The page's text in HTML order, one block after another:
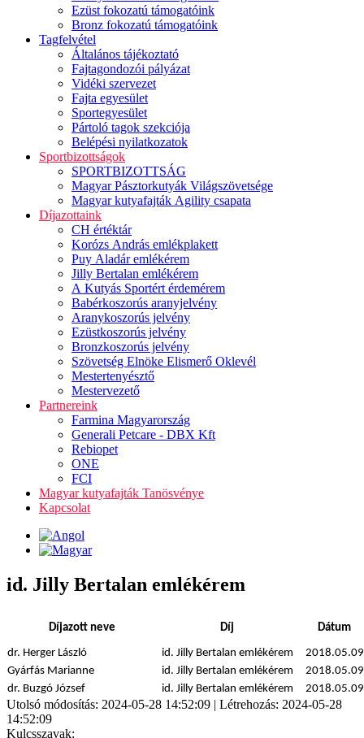
Ezüst fokozatú támogatóink
Bronz fokozatú támogatóink
Tagfelvétel
Általános tájékoztató
Fajtagondozói pályázat
Vidéki szervezet
Fajta egyesület
Sportegyesület
Pártoló tagok szekciója
Belépési nyilatkozatok
Sportbizottságok
SPORTBIZOTTSÁG
Magyar Pásztorkutyák Világszövetsége
Magyar kutyafajták Agility csapata
Díjazottaink
CH értéktár
Korózs András emlékplakett
Puy Aladár emlékérem
Jilly Bertalan emlékérem
A Kutyás Sportért érdemérem
Babérkoszorús aranyjelvény
Aranykoszorús jelvény
Ezüstkoszorús jelvény
Bronzkoszorús jelvény
Szövetség Elnöke Elismerő Oklevél
Mestertenyésztő
Mestervezető
Partnereink
Farmina Magyarország
Generali Petcare - DBX Kft
Rebiopet
ONE
FCI
Magyar kutyafajták Tanösvénye
Kapcsolat
id. Jilly Bertalan emlékérem
Díjazott neve Díj Dátum
dr. Herger László id. Jilly Bertalan emlékérem
2018.05.09
Gyárfás Marianne
id. Jilly Bertalan emlékérem
2018.05.09
dr. Buzgó József
id. Jilly Bertalan emlékérem 2018.05.09
Utolsó módosítás: 2024-05-28 14:52:09 | Létrehozás: 2024-05-28
14:52:09
Kulcsszavak: